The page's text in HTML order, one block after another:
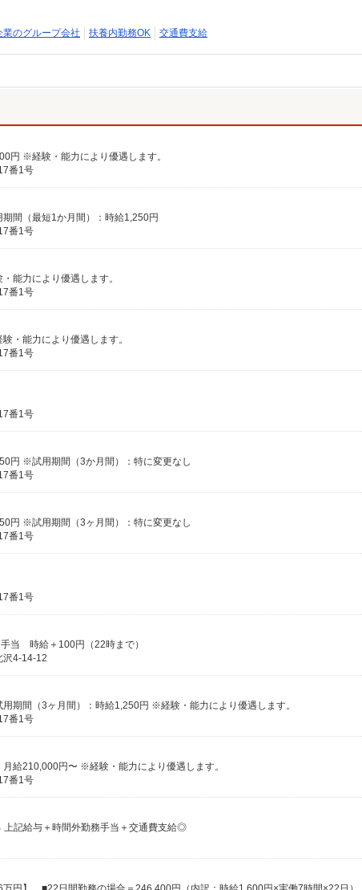
のグループ会社 扶養内勤務OK 交通費支給
円 ※経験・能力により優遇します。
番1号
間（最短1か月間）：時給1,250円
番1号
能力により優遇します。
番1号
・能力により優遇します。
番1号
番1号
円 ※試用期間（3か月間）：特に変更なし
番1号
円 ※試用期間（3ヶ月間）：特に変更なし
番1号
番1号
当 時給＋100円（22時まで）
4-14-12
期間（3ヶ月間）：時給1,250円 ※経験・能力により優遇します。
番1号
給210,000円〜 ※経験・能力により優遇します。
番1号
記給与＋時間外勤務手当＋交通費支給◎